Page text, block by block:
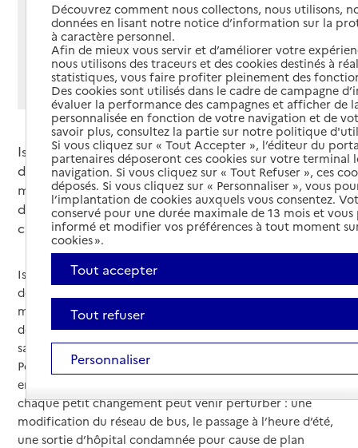
Partager cette page
ImprimerPartager par email
Partager sur Facebook
Partager sur X
Si vous souhaitez partager sur Facebook, LinkedIn, X et
Whatsapp, veuillezautoriser le dépôt de cookies .
Isabelle Champion est aidante de sa mère malade
d’Alzheimer et de son fils adolescent, atteint d’une
maladie génétique rare. Elle nous parle de sa prise
de conscience d’être une aidante et des
changements que cela a introduits dans sa vie.
Isabelle Champion a un planning hebdomadaire rempli
de bout en bout. Elle aide son fils, qui vit avec elle, et sa
mère, à qui elle consacre une partie de son vendredi. Elles
déjeunent ensemble puis Isabelle Champion accompagne
sa mère chez l’orthophoniste.
Pour arriver à tout concilier au mieux, cette aidante a mis
en place une organisation efficace, millimétrée, que
chaque petit changement peut venir perturber : une
modification du réseau de bus, le passage à l’heure d’été,
une sortie d’hôpital condamnée pour cause de plan
Découvrez comment nous collectons, nous utilisons,
données en lisant notre notice d’information sur la
à caractère personnel.
Afin de mieux vous servir et d’améliorer votre
nous utilisons des traceurs et des cookies destinés à
statistiques, vous faire profiter pleinement des
Des cookies sont utilisés dans le cadre de campagne
évaluer la performance des campagnes et afficher de
personnalisée en fonction de votre navigation et de
savoir plus, consultez la partie sur notre politique
Si vous cliquez sur « Tout Accepter », l’éditeur du
partenaires déposeront ces cookies sur votre terminal
navigation. Si vous cliquez sur « Tout Refuser », ces
déposés. Si vous cliquez sur « Personnaliser », vous
l’implantation de cookies auxquels vous consentez.
conservé pour une durée maximale de 13 mois et
informé et modifier vos préférences à tout moment
cookies ».
Tout accepter
Tout refuser
Personnaliser